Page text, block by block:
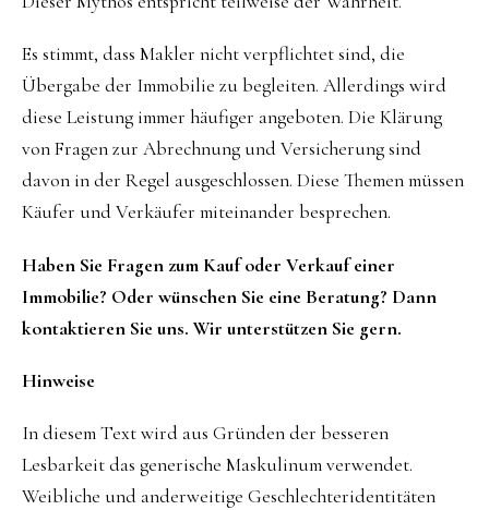
Es stimmt, dass Makler nicht verpflichtet sind, die
Übergabe der Immobilie zu begleiten. Allerdings wird
diese Leistung immer häufiger angeboten. Die Klärung
von Fragen zur Abrechnung und Versicherung sind
davon in der Regel ausgeschlossen. Diese Themen müssen
Käufer und Verkäufer miteinander besprechen.
Haben Sie Fragen zum Kauf oder Verkauf einer
Immobilie? Oder wünschen Sie eine Beratung? Dann
kontaktieren Sie uns. Wir unterstützen Sie gern.
Hinweise
In diesem Text wird aus Gründen der besseren
Lesbarkeit das generische Maskulinum verwendet.
Weibliche und anderweitige Geschlechteridentitäten